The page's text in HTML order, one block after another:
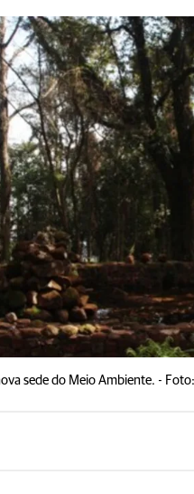
sede do Meio Ambiente. -